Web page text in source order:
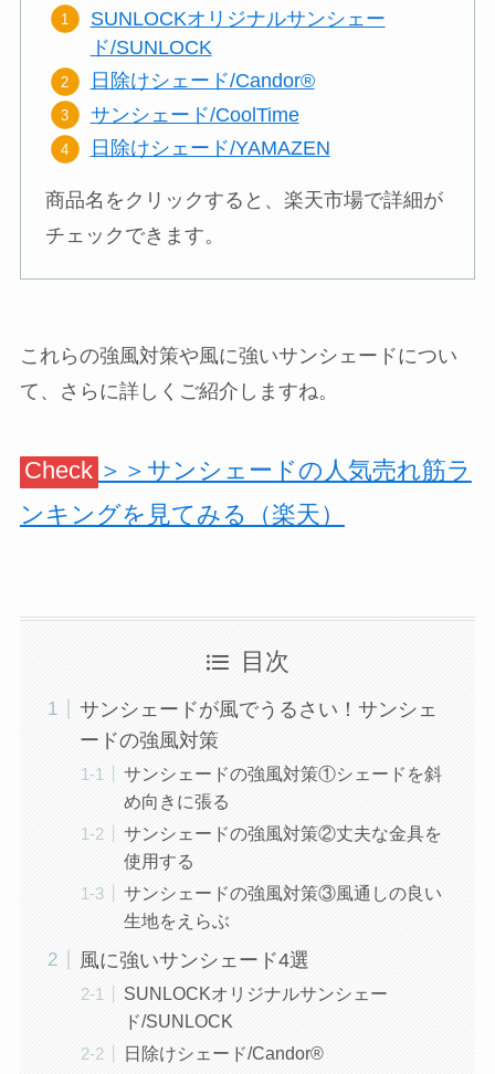
SUNLOCKオリジナルサンシェー
ド/SUNLOCK
日除けシェード/Candor®︎
サンシェード/CoolTime
日除けシェード/YAMAZEN
商品名をクリックすると、楽天市場で詳細が
チェックできます。
これらの強風対策や風に強いサンシェードについ
て、さらに詳しくご紹介しますね。
Check ＞＞サンシェードの人気売れ筋ラ
ンキングを見てみる（楽天）
目次
サンシェードが風でうるさい！サンシェ
ードの強風対策
サンシェードの強風対策①シェードを斜
め向きに張る
サンシェードの強風対策②丈夫な金具を
使用する
サンシェードの強風対策③風通しの良い
生地をえらぶ
風に強いサンシェード4選
SUNLOCKオリジナルサンシェー
ド/SUNLOCK
日除けシェード/Candor®︎